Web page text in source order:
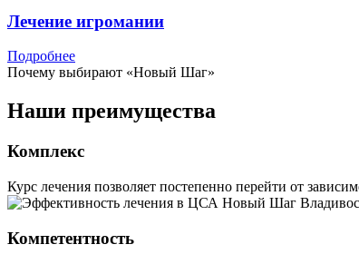
Лечение игромании
Подробнее
Почему выбирают «Новый Шаг»
Наши преимущества
Комплекс
Курс лечения позволяет постепенно перейти от
Компетентность